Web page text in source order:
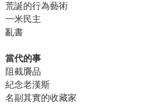
荒誕的行為藝術
一米民主
亂書
當代的事
阻截贗品
紀念老漢斯
名副其實的收藏家